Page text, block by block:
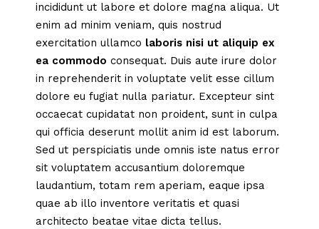
incididunt ut labore et dolore magna aliqua. Ut
enim ad minim veniam, quis nostrud
exercitation ullamco laboris nisi ut aliquip ex
ea commodo consequat. Duis aute irure dolor
in reprehenderit in voluptate velit esse cillum
dolore eu fugiat nulla pariatur. Excepteur sint
occaecat cupidatat non proident, sunt in culpa
qui officia deserunt mollit anim id est laborum.
Sed ut perspiciatis unde omnis iste natus error
sit voluptatem accusantium doloremque
laudantium, totam rem aperiam, eaque ipsa
quae ab illo inventore veritatis et quasi
architecto beatae vitae dicta tellus.